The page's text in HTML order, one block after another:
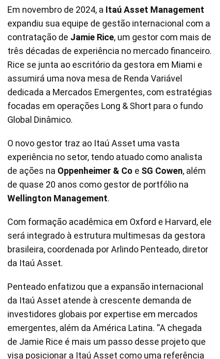
Em novembro de 2024, a Itaú Asset Management
expandiu sua equipe de gestão internacional com a
contratação de Jamie Rice, um gestor com mais de
três décadas de experiência no mercado financeiro.
Rice se junta ao escritório da gestora em Miami e
assumirá uma nova mesa de Renda Variável
dedicada a Mercados Emergentes, com estratégias
focadas em operações Long & Short para o fundo
Global Dinâmico.
O novo gestor traz ao Itaú Asset uma vasta
experiência no setor, tendo atuado como analista
de ações na Oppenheimer & Co e SG Cowen, além
de quase 20 anos como gestor de portfólio na
Wellington Management.
Com formação acadêmica em Oxford e Harvard, ele
será integrado à estrutura multimesas da gestora
brasileira, coordenada por Arlindo Penteado, diretor
da Itaú Asset.
Penteado enfatizou que a expansão internacional
da Itaú Asset atende à crescente demanda de
investidores globais por expertise em mercados
emergentes, além da América Latina. “A chegada
de Jamie Rice é mais um passo desse projeto que
visa posicionar a Itaú Asset como uma referência